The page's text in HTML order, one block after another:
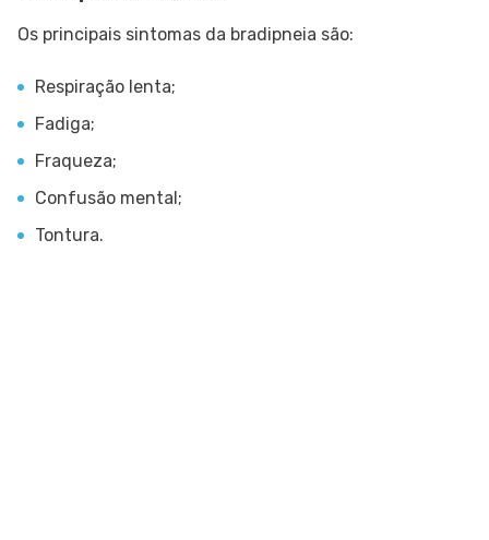
Os principais sintomas da bradipneia são:
Respiração lenta;
Fadiga;
Fraqueza;
Confusão mental;
Tontura.